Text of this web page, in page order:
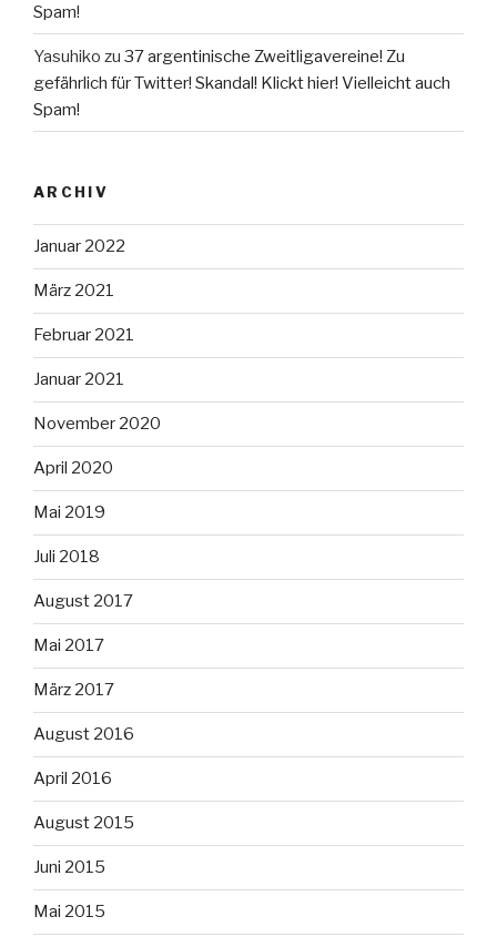
Spam!
Yasuhiko zu 37 argentinische Zweitligavereine! Zu
gefährlich für Twitter! Skandal! Klickt hier! Vielleicht auch
Spam!
ARCHIV
Januar 2022
März 2021
Februar 2021
Januar 2021
November 2020
April 2020
Mai 2019
Juli 2018
August 2017
Mai 2017
März 2017
August 2016
April 2016
August 2015
Juni 2015
Mai 2015